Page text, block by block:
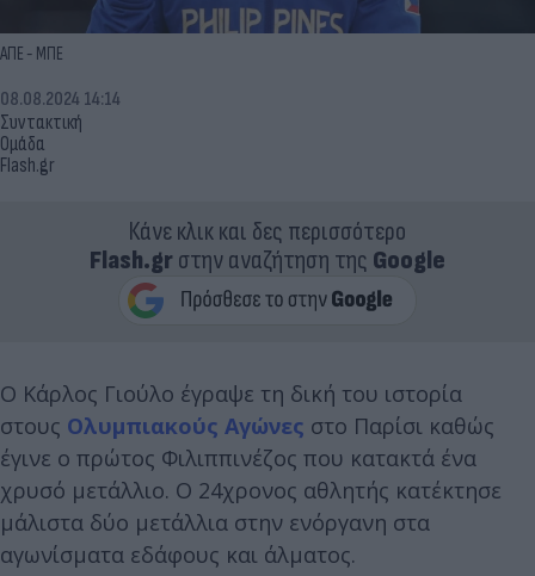
ΑΠΕ - ΜΠΕ
Συντακτική
Ομάδα
Flash.gr
08.08.2024 14:14
Κάνε κλικ και δες περισσότερο
Flash.grστην αναζήτηση της Google
Ο Κάρλος Γιούλο έγραψε τη δική του ιστορία
στους Ολυμπιακούς Αγώνες στο Παρίσι καθώς
έγινε ο πρώτος Φιλιππινέζος που κατακτά ένα
χρυσό μετάλλιο. Ο 24χρονος αθλητής κατέκτησε
μάλιστα δύο μετάλλια στην ενόργανη στα
αγωνίσματα εδάφους και άλματος.